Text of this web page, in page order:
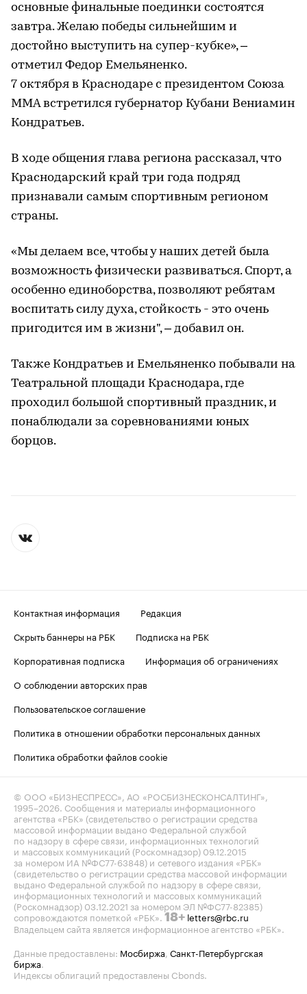
основные финальные поединки состоятся
завтра. Желаю победы сильнейшим и
достойно выступить на супер-кубке», –
отметил Федор Емельяненко.
7 октября в Краснодаре с президентом Союза
ММА встретился губернатор Кубани Вениамин
Кондратьев.
В ходе общения глава региона рассказал, что
Краснодарский край три года подряд
признавали самым спортивным регионом
страны.
«Мы делаем все, чтобы у наших детей была
возможность физически развиваться. Спорт, а
особенно единоборства, позволяют ребятам
воспитать силу духа, стойкость - это очень
пригодится им в жизни", – добавил он.
Также Кондратьев и Емельяненко побывали на
Театральной площади Краснодара, где
проходил большой спортивный праздник, и
понаблюдали за соревнованиями юных
борцов.
Контактная информация
Редакция
Скрыть баннеры на РБК
Подписка на РБК
Корпоративная подписка
Информация об ограничениях
О соблюдении авторских прав
Пользовательское соглашение
Политика в отношении обработки персональных данных
Политика обработки файлов cookie
© ООО «БИЗНЕСПРЕСС», АО «РОСБИЗНЕСКОНСАЛТИНГ»,
1995–2026 . Сообщения и материалы информационного
агентства «РБК» (свидетельство о регистрации средства
массовой информации выдано Федеральной службой
по надзору в сфере связи, информационных технологий
и массовых коммуникаций (Роскомнадзор) 09.12.2015
за номером ИА №ФС77-63848) и сетевого издания «РБК»
(свидетельство о регистрации средства массовой информации
выдано Федеральной службой по надзору в сфере связи,
информационных технологий и массовых коммуникаций
(Роскомнадзор) 03.12.2021 за номером ЭЛ №ФС77-82385)
сопровождаются пометкой «РБК». 18+ letters@rbc.ru
Владельцем сайта является информационное агентство «РБК».
Данные предоставлены: Мосбиржа Санкт-Петербургская
биржа
Индексы облигаций предоставлены Cbonds.